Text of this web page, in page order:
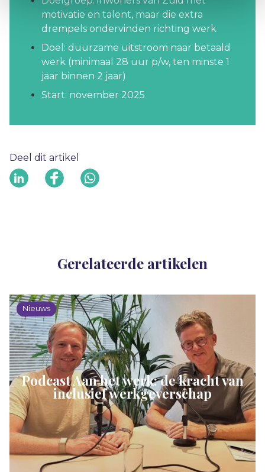
motivatie en talent, maar die extra
drempels ondervinden richting werk
Doel: duurzame uitstroom naar betaald
werk (minimaal 28 uur p/w, ten minste 1
jaar binnen 2 jaar)
Start: november 2025
Deel dit artikel
Gerelateerde artikelen
Nieuws
Podcast Aan het werk: de kracht van
inclusief werkgeverschap